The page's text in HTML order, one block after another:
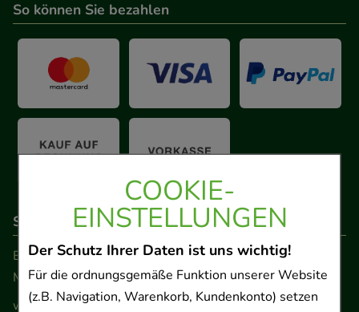
COOKIE-
EINSTELLUNGEN
Der Schutz Ihrer Daten ist uns wichtig!
Für die ordnungsgemäße Funktion unserer Website
(z.B. Navigation, Warenkorb, Kundenkonto) setzen
So können Sie bezahlen
So erreichen Sie uns
Beratung und Kundenservice:
Montag - Freitag von 9.00 bis 17.00 Uhr
www.ApoSalis.de· E-Mail:info@ApoSalis.de